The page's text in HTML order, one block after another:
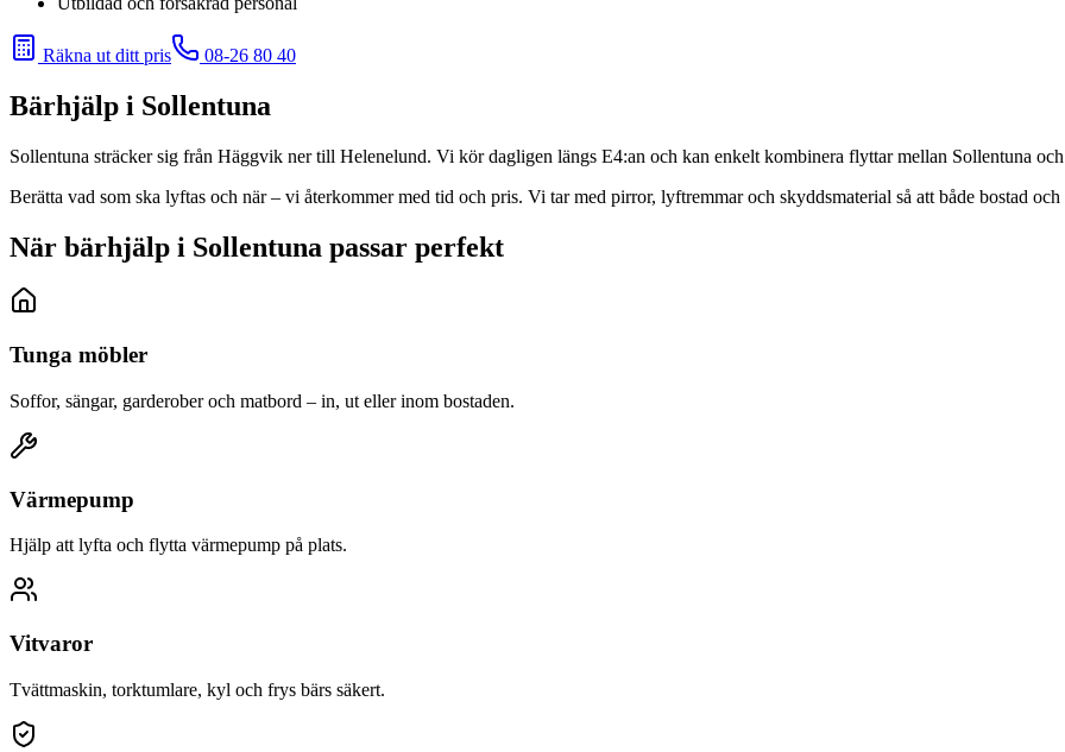
Räkna ut ditt pris 08-26 80 40
Bärhjälp i Sollentuna
Sollentuna sträcker sig från Häggvik ner till Helenelund. Vi kör dagligen längs E4:an och kan enkelt kombinera flyttar mellan Sollentuna
Berätta vad som ska lyftas och när – vi återkommer med tid och pris. Vi tar med pirror, lyftremmar och skyddsmaterial så att både bostad
När bärhjälp i Sollentuna passar perfekt
Tunga möbler
Soffor, sängar, garderober och matbord – in, ut eller inom bostaden.
Värmepump
Hjälp att lyfta och flytta värmepump på plats.
Vitvaror
Tvättmaskin, torktumlare, kyl och frys bärs säkert.